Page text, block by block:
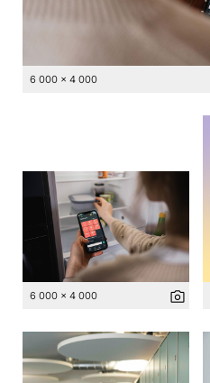
6 000 x 4 000
6 000 x 4 000 photo_camera